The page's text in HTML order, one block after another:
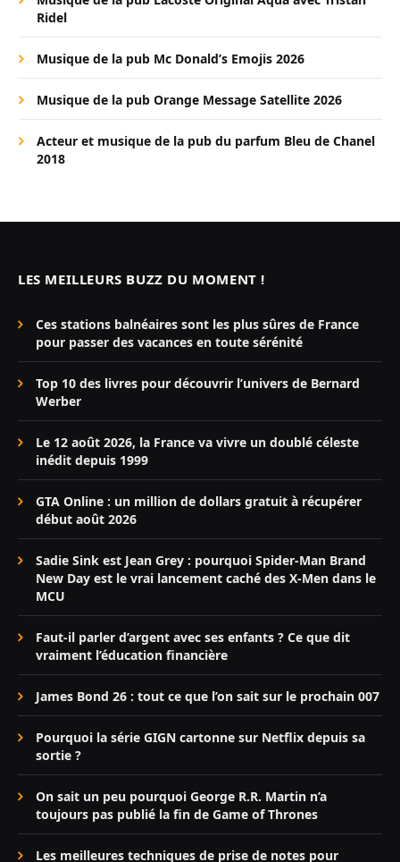
Ridel
Musique de la pub Mc Donald’s Emojis 2026
Musique de la pub Orange Message Satellite 2026
Acteur et musique de la pub du parfum Bleu de Chanel
2018
LES MEILLEURS BUZZ DU MOMENT !
Ces stations balnéaires sont les plus sûres de France
pour passer des vacances en toute sérénité
Top 10 des livres pour découvrir l’univers de Bernard
Werber
Le 12 août 2026, la France va vivre un doublé céleste
inédit depuis 1999
GTA Online : un million de dollars gratuit à récupérer
début août 2026
Sadie Sink est Jean Grey : pourquoi Spider-Man Brand
New Day est le vrai lancement caché des X-Men dans le
MCU
Faut-il parler d’argent avec ses enfants ? Ce que dit
vraiment l’éducation financière
James Bond 26 : tout ce que l’on sait sur le prochain 007
Pourquoi la série GIGN cartonne sur Netflix depuis sa
sortie ?
On sait un peu pourquoi George R.R. Martin n’a
toujours pas publié la fin de Game of Thrones
Les meilleures techniques de prise de notes pour